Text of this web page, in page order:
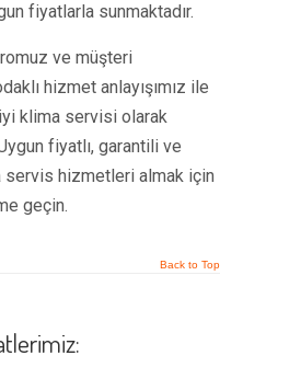
fiyatlarla sunmaktadır.
ve müşteri
hizmet anlayışımız ile
iyi klima servisi olarak
fiyatlı, garantili ve
servis hizmetleri almak için
geçin.
Back to Top